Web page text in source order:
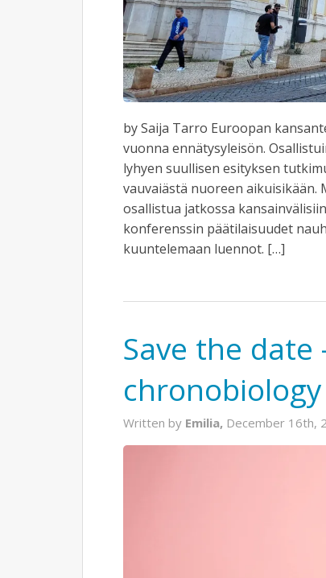
by Saija Tarro Euroopan
vuonna ennätysyleisön.
lyhyen suullisen esityksen
vauvaiästä nuoreen
osallistua jatkossa
konferenssin päätilaisuudet
kuuntelemaan luennot. […]
Save the
Written by Emilia, December 16th,